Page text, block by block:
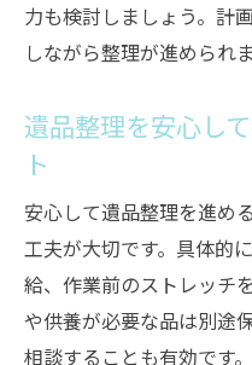
力も検討しましょう。計
しながら整理が進められま
遺品整理を安心し
ト
安心して遺品整理を進め
工夫が大切です。具体的
給、作業前のストレッチ
や供養が必要な品は別途
相談することも有効です